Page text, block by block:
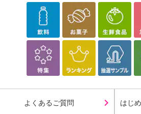
【キャンセルについて】
※お申込み後のキャンセルはお受けできま
記載されている内容を必ずご確認いただ
にご納得いただきましたうえでお申し込み
※パッケージ変更や商品リニューアル（
参考の掲載画像や画像内のバーコードな
了により、商品詳細内に記載の原産国・
よくあるご質問 はじ